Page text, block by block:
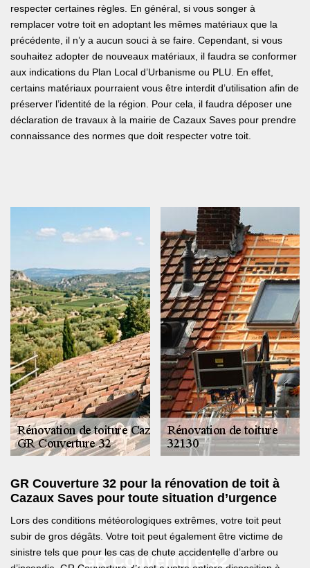
GR Couverture 32
respecter certaines règles. En général, si vous songer à
remplacer votre toit en adoptant les mêmes matériaux que la
précédente, il n’y a aucun souci à se faire. Cependant, si vous
souhaitez adopter de nouveaux matériaux, il faudra se conformer
aux indications du Plan Local d’Urbanisme ou PLU. En effet,
certains matériaux pourraient vous être interdit d’utilisation afin de
préserver l’identité de la région. Pour cela, il faudra déposer une
déclaration de travaux à la mairie de Cazaux Saves pour prendre
connaissance des normes que doit respecter votre toit.
GR Couverture 32 pour la rénovation de toit à
Cazaux Saves pour toute situation d’urgence
Lors des conditions météorologiques extrêmes, votre toit peut
subir de gros dégâts. Votre toit peut également être victime de
sinistre tels que pour les cas de chute accidentelle d’arbre ou